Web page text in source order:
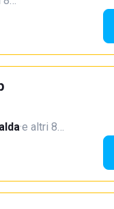
·e altri 8…